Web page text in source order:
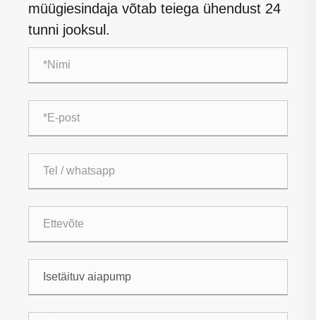
müügiesindaja võtab teiega ühendust 24
tunni jooksul.